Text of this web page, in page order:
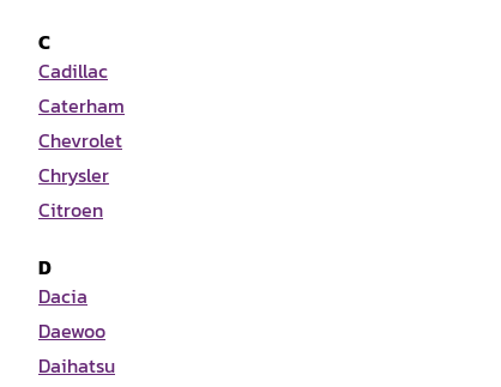
C
Cadillac
Caterham
Chevrolet
Chrysler
Citroen
D
Dacia
Daewoo
Daihatsu